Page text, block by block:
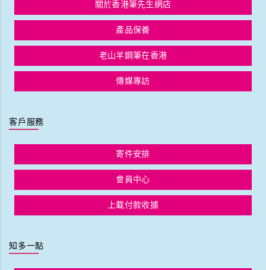
關於香港筆先生網店
產品保養
老山羊鋼筆在香港
傳媒專訪
客戶服務
寄件安排
會員中心
上載付款收據
知多一點